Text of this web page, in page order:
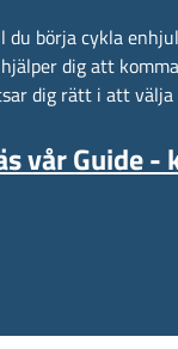
du börja cykla
dig att
dig rätt i att
vår Guide -